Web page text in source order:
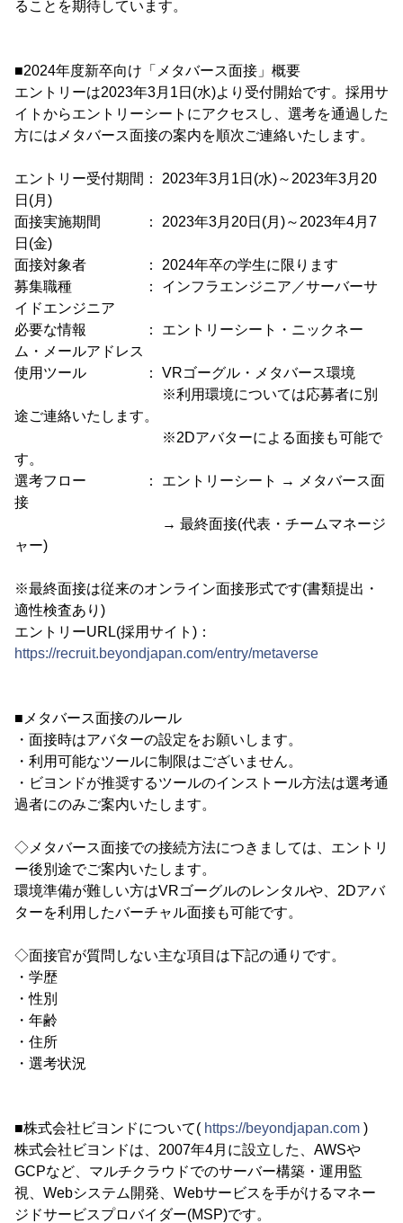
ることを期待しています。
■2024年度新卒向け「メタバース面接」概要
エントリーは2023年3月1日(水)より受付開始です。採用サ
イトからエントリーシートにアクセスし、選考を通過した
方にはメタバース面接の案内を順次ご連絡いたします。
エントリー受付期間： 2023年3月1日(水)～2023年3月20
日(月)
面接実施期間 ： 2023年3月20日(月)～2023年4月7
日(金)
面接対象者 ： 2024年卒の学生に限ります
募集職種 ： インフラエンジニア／サーバーサ
イドエンジニア
必要な情報 ： エントリーシート・ニックネー
ム・メールアドレス
使用ツール ： VRゴーグル・メタバース環境
※利用環境については応募者に別
途ご連絡いたします。
※2Dアバターによる面接も可能で
す。
選考フロー ： エントリーシート → メタバース面
接
→ 最終面接(代表・チームマネージ
ャー)
※最終面接は従来のオンライン面接形式です(書類提出・
適性検査あり)
エントリーURL(採用サイト)：
https://recruit.beyondjapan.com/entry/metaverse
■メタバース面接のルール
・面接時はアバターの設定をお願いします。
・利用可能なツールに制限はございません。
・ビヨンドが推奨するツールのインストール方法は選考通
過者にのみご案内いたします。
◇メタバース面接での接続方法につきましては、エントリ
ー後別途でご案内いたします。
環境準備が難しい方はVRゴーグルのレンタルや、2Dアバ
ターを利用したバーチャル面接も可能です。
◇面接官が質問しない主な項目は下記の通りです。
・学歴
・性別
・年齢
・住所
・選考状況
■株式会社ビヨンドについて( https://beyondjapan.com )
株式会社ビヨンドは、2007年4月に設立した、AWSや
GCPなど、マルチクラウドでのサーバー構築・運用監
視、Webシステム開発、Webサービスを手がけるマネー
ジドサービスプロバイダー(MSP)です。